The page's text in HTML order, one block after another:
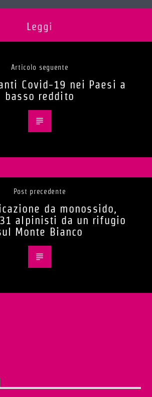
Leggi
Articolo seguente
Covid-19 nei Paesi a
basso reddito
Post precedente
da monossido,
alpinisti da un rifugio
Monte Bianco